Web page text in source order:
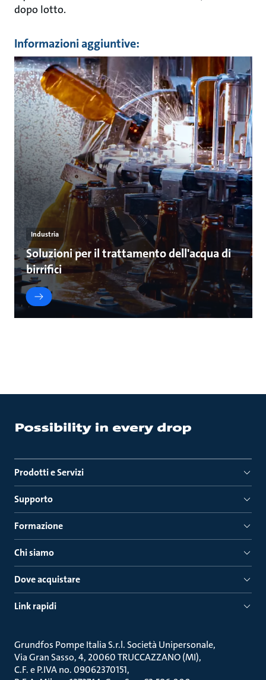
dopo lotto.
Informazioni aggiuntive:
Industria
Soluzioni per il trattamento dell'acqua di
birrifici
Prodotti e Servizi
Supporto
Formazione
Chi siamo
Dove acquistare
Link rapidi
Grundfos Pompe Italia S.r.l. Società Unipersonale
Via Gran Sasso, 4, 20060 TRUCCAZZANO (MI)
C.F. e P.IVA no. 09062370151